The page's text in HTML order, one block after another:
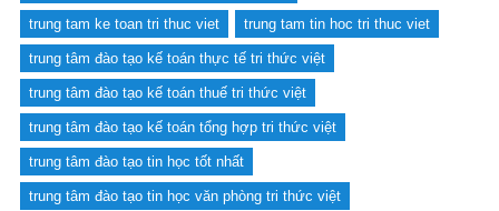
trung tam ke toan tri thuc viet trung tam tin hoc tri thuc viet
trung tâm đào tạo kế toán thực tế tri thức việt
trung tâm đào tạo kế toán thuế tri thức việt
trung tâm đào tạo kế toán tổng hợp tri thức việt
trung tâm đào tạo tin học tốt nhất
trung tâm đào tạo tin học văn phòng tri thức việt